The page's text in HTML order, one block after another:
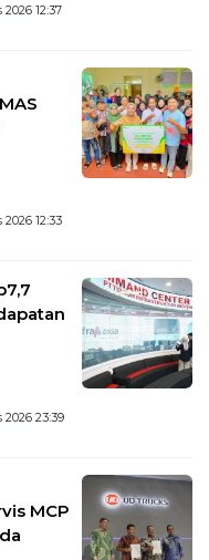
12:37
12:33
23:39
MCP